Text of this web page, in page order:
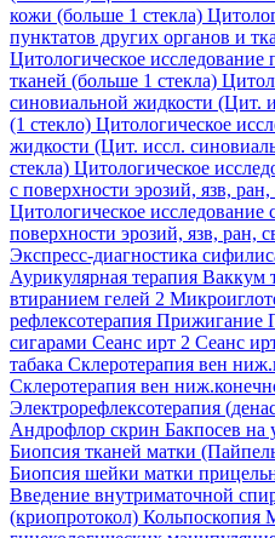
кожи (больше 1 стекла)
пунктатов других органов и
Цитологическое исследование
тканей (больше 1 стекла)
синовиальной жидкости (Цит.
(1 стекло) Цитологическое
жидкости (Цит. иссл.
стекла) Цитологическое
с поверхности эрозий, язв,
Цитологическое исследование
поверхности эрозий, язв, ран,
Экспресс-диагностика
Аурикулярная терапия Ваккум
втиранием гелей 2
рефлексотерапия Прижигание
сигарами Сеанс ирт 2 Сеанс
табака Склеротерапия вен
Склеротерапия вен
Электрорефлексотерапия
Андрофлор скрин Бакпосев на
Биопсия тканей матки
Биопсия шейки матки
Введение внутриматочной
(криопротокол) Кольпоскопия